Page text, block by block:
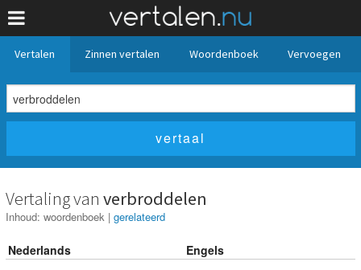
Vertalen Zinnen vertalen Woordenboek Vervoegen
Vertaling van verbroddelen
Inhoud: woordenboek | gerelateerd
Nederlands
Engels